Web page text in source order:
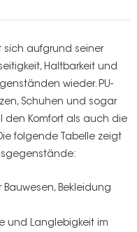
sich aufgrund seiner
Haltbarkeit und
wieder. PU-
Schuhen und sogar
den Komfort als auch die
folgende Tabelle zeigt
Bauwesen, Bekleidung
und Langlebigkeit im